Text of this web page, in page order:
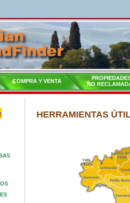
COMPRA Y VENTA
NO
HERRAMIENTAS